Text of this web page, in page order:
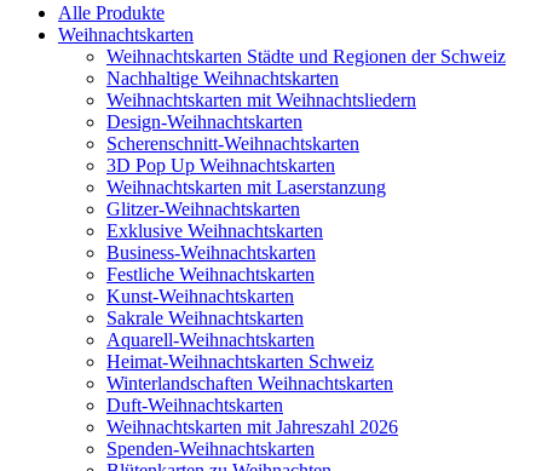
Alle Produkte
Weihnachtskarten
Weihnachtskarten Städte und Regionen der Schweiz
Nachhaltige Weihnachtskarten
Weihnachtskarten mit Weihnachtsliedern
Design-Weihnachtskarten
Scherenschnitt-Weihnachtskarten
3D Pop Up Weihnachtskarten
Weihnachtskarten mit Laserstanzung
Glitzer-Weihnachtskarten
Exklusive Weihnachtskarten
Business-Weihnachtskarten
Festliche Weihnachtskarten
Kunst-Weihnachtskarten
Sakrale Weihnachtskarten
Aquarell-Weihnachtskarten
Heimat-Weihnachtskarten Schweiz
Winterlandschaften Weihnachtskarten
Duft-Weihnachtskarten
Weihnachtskarten mit Jahreszahl 2026
Spenden-Weihnachtskarten